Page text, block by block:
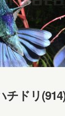
は
チドリ